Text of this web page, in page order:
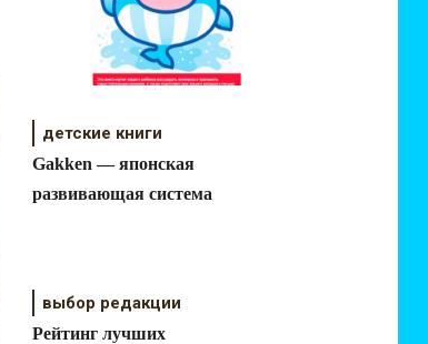
детские книги
Gakken — японская
развивающая система
выбор редакции
Рейтинг лучших